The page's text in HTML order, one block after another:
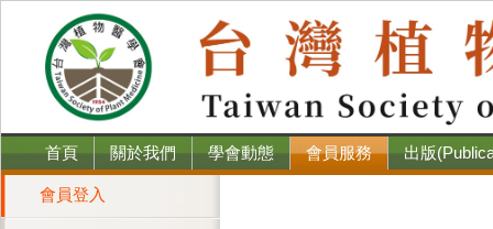
首頁 關於我們 學會動態 會員服務 出版
會員登入